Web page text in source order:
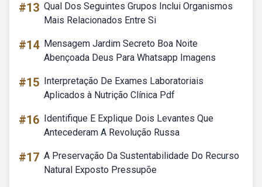
#13 Qual Dos Seguintes Grupos Inclui Organismos
Mais Relacionados Entre Si
#14 Mensagem Jardim Secreto Boa Noite
Abençoada Deus Para Whatsapp Imagens
#15 Interpretação De Exames Laboratoriais
Aplicados à Nutrição Clínica Pdf
#16 Identifique E Explique Dois Levantes Que
Antecederam A Revolução Russa
#17 A Preservação Da Sustentabilidade Do Recurso
Natural Exposto Pressupõe